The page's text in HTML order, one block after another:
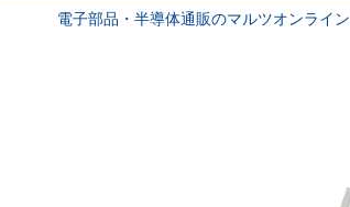
電子部品・半導体通販のマルツオンライン